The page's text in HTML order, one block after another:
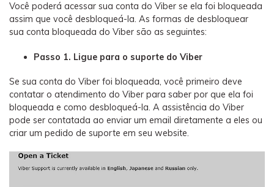
Você poderá acessar sua conta do Viber se ela foi bloqueada
assim que você desbloqueá-la. As formas de desbloquear
sua conta bloqueada do Viber são as seguintes:
Passo 1. Ligue para o suporte do Viber
Se sua conta do Viber foi bloqueada, você primeiro deve
contatar o atendimento do Viber para saber por que ela foi
bloqueada e como desbloqueá-la. A assistência do Viber
pode ser contatada ao enviar um email diretamente a eles ou
criar um pedido de suporte em seu website.